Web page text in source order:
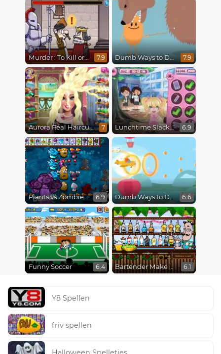
Murder : To Kill or Not to Kill 7.9 Dumb Ways to Die 7.9
Aurora Real Haircuts 7 Lunchtime Slacking 6.9
Plants vs Zombies Fusion Mode 6.9 Dumb Ways to Die 3: World Tour 6.6
Funny Soccer 6.4 Bartender Make Right Mix 6.1
Y8 Spellen
friv spellen